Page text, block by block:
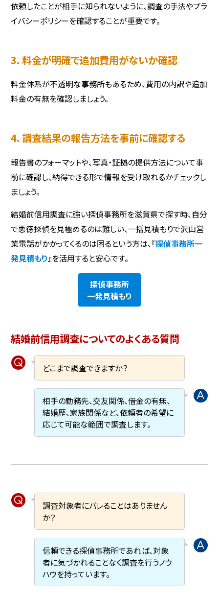
依頼したことが相手に知られないように、調査の手法やプラ
イバシーポリシーを確認することが重要です。
3. 料金が明確で追加費用がないか確認
料金体系が不透明な事務所もあるため、費用の内訳や追加
料金の有無を確認しましょう。
4. 調査結果の報告方法を事前に確認する
報告書のフォーマットや、写真・証拠の提供方法について事
前に確認し、納得できる形で情報を受け取れるかチェックし
ましょう。
結婚前信用調査に強い探偵事務所を滋賀県で探す時、自分
で悪徳探偵を見極めるのは難しい、一括見積もりで沢山営
業電話がかかってくるのは困るという方は、『探偵事務所一
発見積もり 』を活用すると安心です。
探偵事務所
一発見積もり
結婚前信用調査についてのよくある質問
どこまで調査できますか？
相手の勤務先、交友関係、借金の有無、
結婚歴、家族関係など、依頼者の希望に
応じて可能な範囲で調査します。
調査対象者にバレることはありません
か？
信頼できる探偵事務所であれば、対象
者に気づかれることなく調査を行うノウ
ハウを持っています。